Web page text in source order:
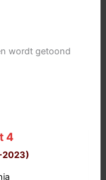
wordt getoond
4
2023)